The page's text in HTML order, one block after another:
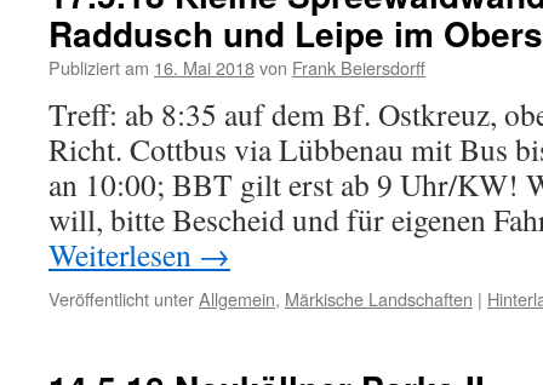
Raddusch und Leipe im
Publiziert am 16. Mai 2018von Frank Beiersdorff
Treff: ab 8:35 auf dem Bf. Ostkreuz,
Richt. Cottbus via Lübbenau mit Bus
an 10:00; BBT gilt erst ab 9 Uhr/KW!
will, bitte Bescheid und für eigenen
Weiterlesen →
Veröffentlicht unterAllgemein, Märkische Landschaften |